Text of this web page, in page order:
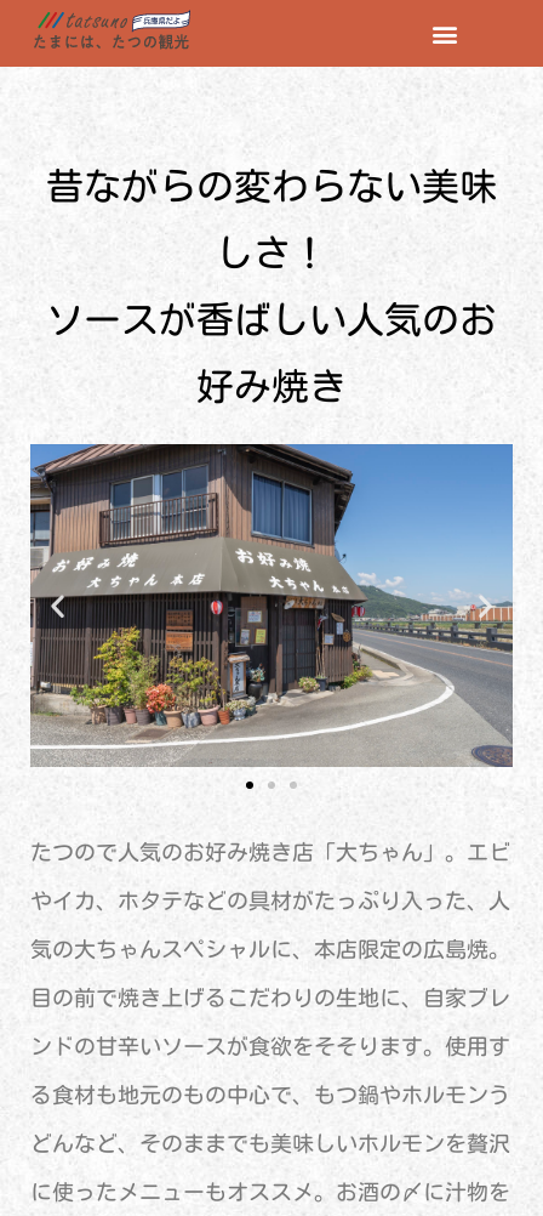
コ
昔ながらの変わらない美味
しさ！
ソースが香ばしい人気のお
好み焼き
たつので人気のお好み焼き店「大ちゃん」。エビ
やイカ、ホタテなどの具材がたっぷり入った、人
気の大ちゃんスペシャルに、本店限定の広島焼。
目の前で焼き上げるこだわりの生地に、自家ブレ
ンドの甘辛いソースが食欲をそそります。使用す
る食材も地元のもの中心で、もつ鍋やホルモンう
どんなど、そのままでも美味しいホルモンを贅沢
に使ったメニューもオススメ。お酒の〆に汁物を